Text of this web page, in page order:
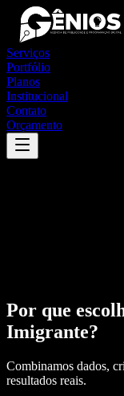
Serviços
Portfólio
Planos
Institucional
Contato
Orçamento
Por que
Imigrante?
Combinamos dados,
resultados reais.